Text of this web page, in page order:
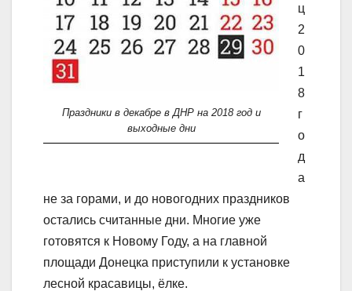
Праздники в декабре в ДНР на 2018 год и
выходные дни
ц
2
0
1
8
г
о
д
а
не за горами, и до новогодних праздников
остались считанные дни. Многие уже
готовятся к Новому Году, а на главной
площади Донецка приступили к установке
лесной красавицы, ёлке.